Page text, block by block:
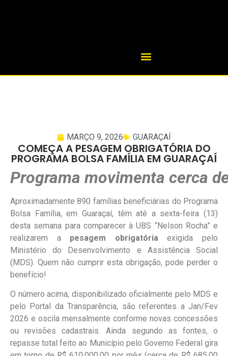
MARÇO 9, 2026 GUARAÇAÍ
COMEÇA A PESAGEM OBRIGATÓRIA DO
PROGRAMA BOLSA FAMÍLIA EM GUARAÇAÍ
Programa movimenta cerca
Aproximadamente 890 famílias beneficiárias do Programa
Bolsa Família, em Guaraçaí, têm até a sexta-feira (13)
desta semana para comparecer à UBS “Nelson Rocha” e
realizarem a pesagem obrigatóriaexigida pelo
Ministério do Desenvolvimento e Assistência Social
(MDS). Quem não cumprir esta obrigação, pode perder o
benefício!
O número acima, disponibilizado oficialmente pelo MDS e
pelo Portal da Transparência, são referentes a Jan/Fev
2026 e oscila mensalmente conforme novas concessões
ou revisões cadastrais. Ainda segundo as fontes, o
repasse total feito ao Município pelo Governo Federal gira